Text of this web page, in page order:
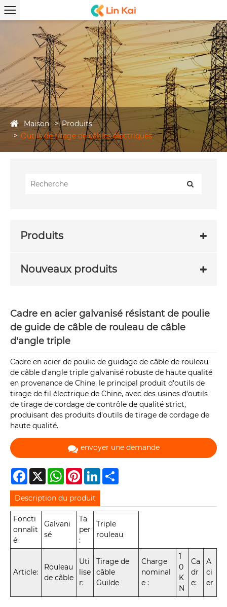
Maison
Produits
Outils de tirage de câbles électriques
Produits
Nouveaux produits
Cadre en acier galvanisé résistant de poulie
de guide de câble de rouleau de câble
d'angle triple
Cadre en acier de poulie de guidage de câble de rouleau
de câble d'angle triple galvanisé robuste de haute qualité
en provenance de Chine, le principal produit d'outils de
tirage de fil électrique de Chine, avec des usines d'outils
de tirage de cordage de contrôle de qualité strict,
produisant des produits d'outils de tirage de cordage de
haute qualité.
envoyer une demande
Facebook
X WhatsAppPinterestLinkedIn
Description du produit
Foncti
onnalit
é:
Galvani
sé
Ta
per
:
Triple
rouleau
Article:
Rouleau
de câble
Uti
lise
r:
Tirage de
câble
Guilde
Charge
nominal
e :
1
0
K
N
Ca
dr
e:
A
ci
er